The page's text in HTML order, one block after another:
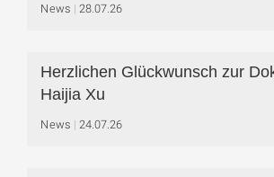
News 28.07.26
Herzlichen Glückwunsch zur
Haijia Xu
News 24.07.26